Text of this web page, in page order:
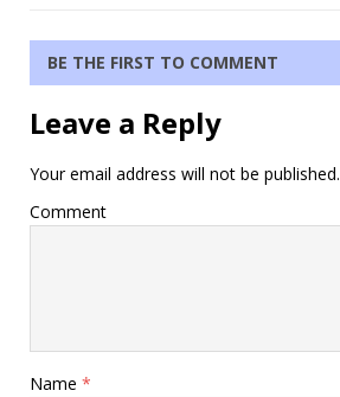
BE THE FIRST TO COMMENT
Leave a Reply
Your email address will not be published.
Comment
Name *